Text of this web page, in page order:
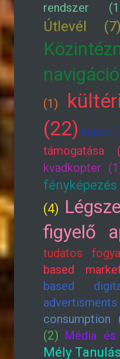
rendszer
Útlevél (7)
(1)
(22) kupon
támogatása
kvadkopter
(4)
figyelő
tudatos
based
based
consumption
(2) Média
Mély